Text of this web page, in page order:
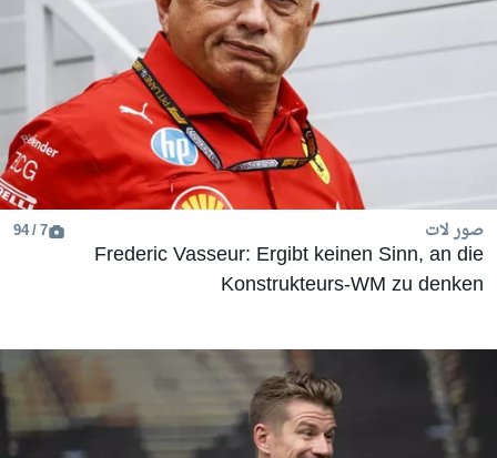
صور لات 7 / 94
Frederic Vasseur: Ergibt keinen Sinn, an die
Konstrukteurs-WM zu denken